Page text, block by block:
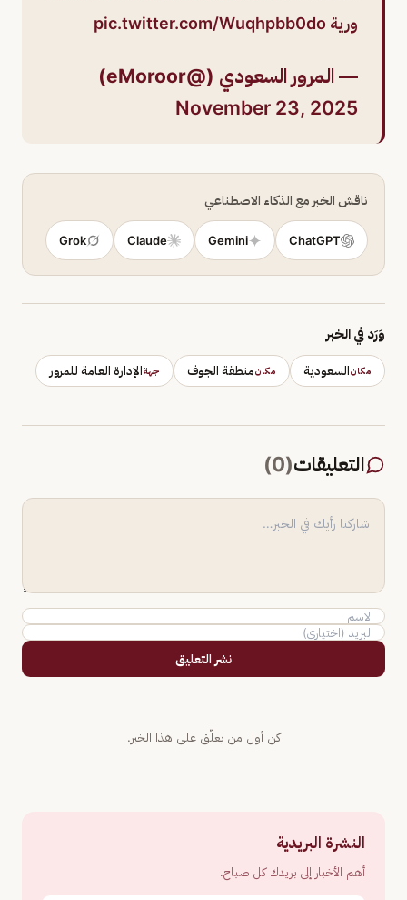
ورية pic.twitter.com/Wuqhpbb0do
— المرور السعودي (@eMoroor)
November 23, 2025
ناقش الخبر مع الذكاء الاصطناعي
ChatGPT
Gemini
Claude
Grok
وَرَد في الخبر
مكانالسعودية مكانمنطقة الجوف جهةالإدارة العامة للمرور
التعليقات(
0
)
نشر التعليق
كن أول من يعلّق على هذا الخبر.
النشرة البريدية
أهم الأخبار إلى بريدك كل صباح.